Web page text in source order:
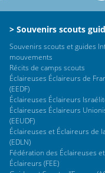
> Souvenirs scouts
Souvenirs scouts et guides
mouvements
Récits de camps scouts
Éclaireuses Éclaireurs de
(EEDF)
Éclaireuses Éclaireurs
Éclaireuses Éclaireurs
(EEUDF)
Éclaireuses et Éclaireurs de
(EDLN)
Fédération des Éclaireuses et
Éclaireurs (FEE)